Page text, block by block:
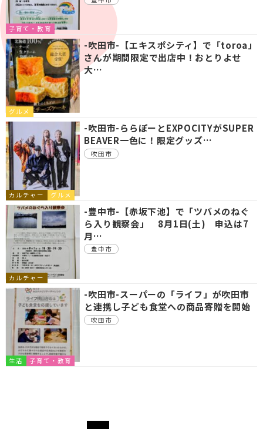
子育て・教育
グルメ
-吹田市-【エキスポシティ】で「toroa」
さんが期間限定で出店中！おとりよせ
大…
カルチャー グルメ
-吹田市-ららぽーとEXPOCITYがSUPER
BEAVER一色に！限定グッズ…
吹田市
カルチャー
-豊中市-【赤坂下池】で「ツバメのねぐ
ら入り観察会」 8月1日(土) 申込は7
月…
豊中市
生活 子育て・教育
-吹田市-スーパーの「ライフ」が吹田市
と連携し子ども食堂への商品寄贈を開始
吹田市